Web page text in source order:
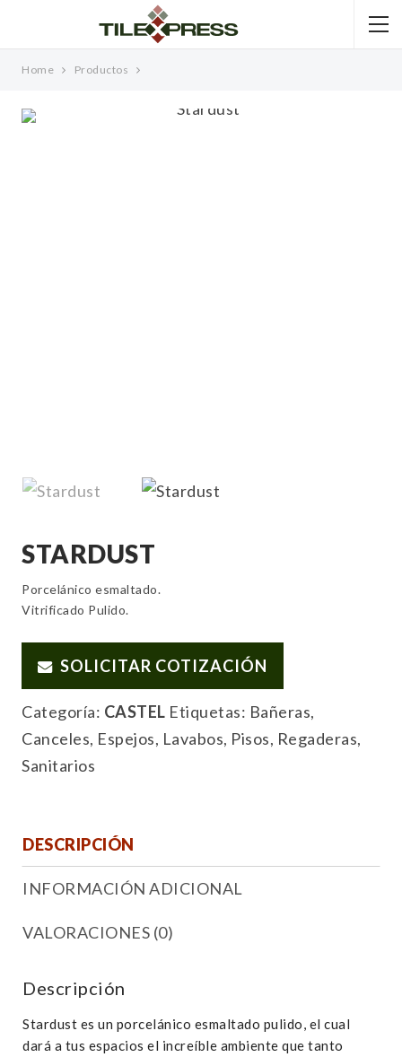
Home Productos
STARDUST
Porcelánico esmaltado.
Vitrificado Pulido.
SOLICITAR COTIZACIÓN
Categoría: CASTEL Etiquetas: Bañeras,
Canceles, Espejos, Lavabos, Pisos, Regaderas,
Sanitarios
DESCRIPCIÓN
INFORMACIÓN ADICIONAL
VALORACIONES (0)
Descripción
Stardust es un porcelánico esmaltado pulido, el cual
dará a tus espacios el increíble ambiente que tanto